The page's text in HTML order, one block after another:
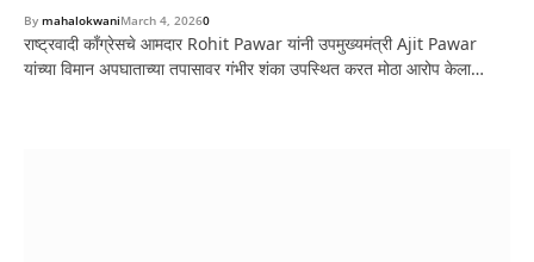
By mahalokwaniMarch 4, 20260
राष्ट्रवादी काँग्रेसचे आमदार Rohit Pawar यांनी उपमुख्यमंत्री Ajit Pawar
यांच्या विमान अपघाताच्या तपासावर गंभीर शंका उपस्थित करत मोठा आरोप केला…